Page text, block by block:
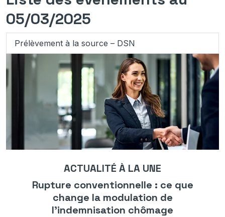
05/03/2025
Prélèvement à la source – DSN
ACTUALITÉ À LA UNE
Rupture conventionnelle : ce que
change la modulation de
l’indemnisation chômage